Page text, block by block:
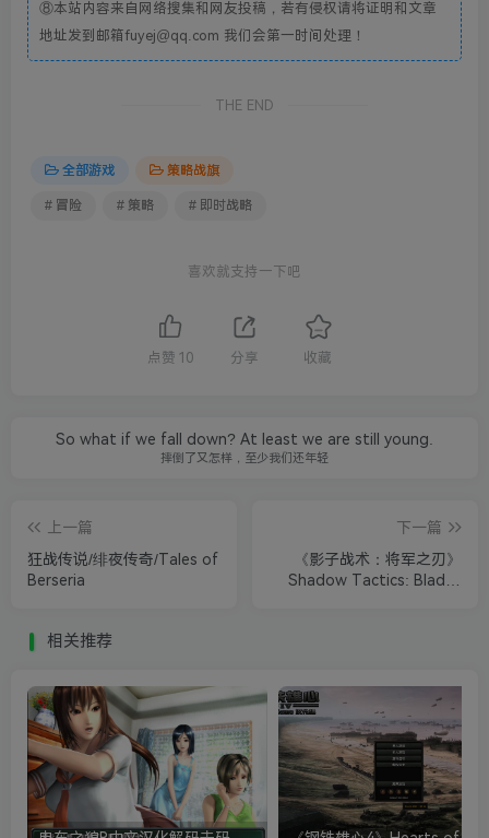
⑧本站内容来自网络搜集和网友投稿，若有侵权请将证明和文章
地址发到邮箱fuyej@qq.com 我们会第一时间处理！
THE END
全部游戏 策略战旗
# 冒险 # 策略 # 即时战略
喜欢就支持一下吧
点赞 10 分享 收藏
So what if we fall down? At least we are still young.
摔倒了又怎样，至少我们还年轻
上一篇
狂战传说/绯夜传奇/Tales of
Berseria
下一篇
《影子战术：将军之刃》
Shadow Tactics: Blades
相关推荐